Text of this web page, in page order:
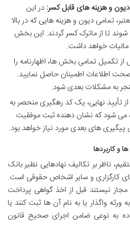
و هزینه های قابل کسر: در این
تمامی دیون و هزینه هایی که در بالا
تا از ماترک کسر گردند. این بخش
خواهد داشت.
تکمیل تمامی بخش ها، اظهارنامه را
صحت اطلاعات اطمینان حاصل نمایید.
به مشکلات بعدی شود.
تأیید نهایی، یک کد رهگیری منحصر به
می شود که نشان دهنده ثبت موفقیت
پیگیری های بعدی مورد نیاز خواهد بود.
مستقیم، ناظر بر تکالیف نهادهایی نظیر بانک
کارگزاری و سایر اشخاص حقوقی است.
مجاز نیستند قبل از اخذ گواهی پرداخت
ورثه واگذار یا به نام آن ها ثبت کنند یا
به نوعی ضامن اجرای صحیح قانون